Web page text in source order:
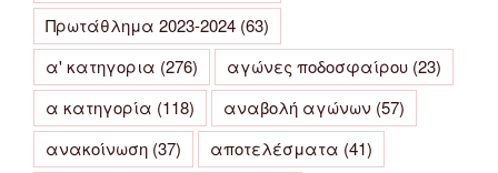
Πρωτάθλημα 2023-2024 (63)
α' κατηγορια (276) αγώνες ποδοσφαίρου (23)
α κατηγορία (118) αναβολή αγώνων (57)
ανακοίνωση (37) αποτελέσματα (41)